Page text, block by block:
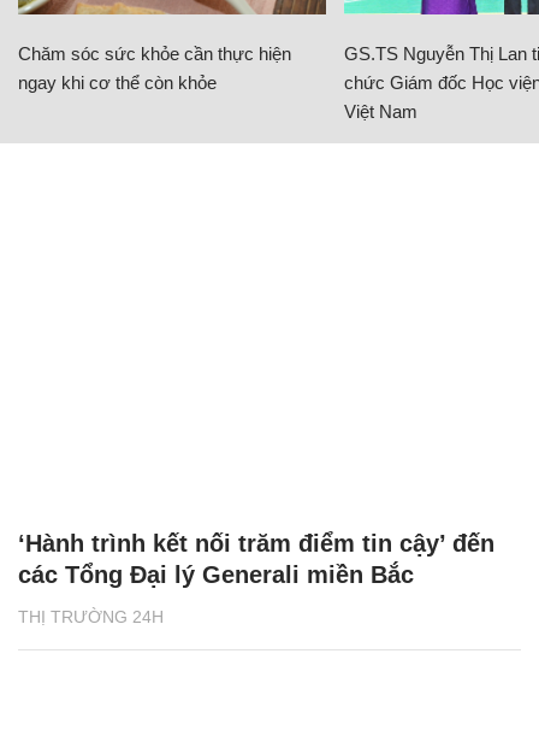
Chăm sóc sức khỏe cần thực hiện
ngay khi cơ thể còn khỏe
GS.TS Nguyễn Thị Lan
chức Giám đốc Học
Việt Nam
THỊ TRƯỜNG 24H
‘Hành trình kết nối trăm điểm tin cậy’ đến
các Tổng Đại lý Generali miền Bắc